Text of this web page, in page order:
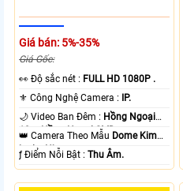
Giá bán: 5%-35%
Giá Gốc:
️👀 Độ sắc nét : FULL HD 1080P .
⚜️ Công Nghệ Camera : IP.
🌙 Video Ban Đêm : Hồng Ngoại
10m Hồng Ngoại SMD.
👑 Camera Theo Mẫu Dome Kim
loại + Nhựa.
️ƒ Điểm Nỗi Bật :Thu Âm.